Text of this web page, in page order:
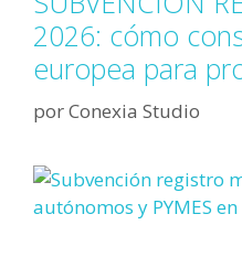
2026: cómo
europea para
porConexia Studio